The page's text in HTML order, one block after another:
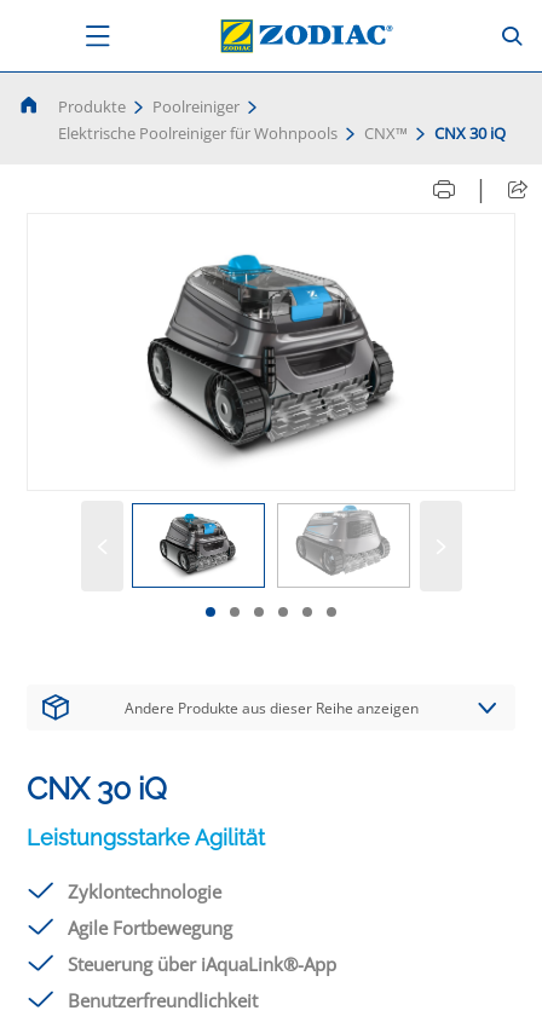
Produkte
Poolreiniger
Elektrische Poolreiniger für Wohnpools
CNX™ CNX 30 iQ
|
Andere Produkte aus dieser Reihe anzeigen
CNX 30 iQ
Leistungsstarke Agilität
Zyklontechnologie
Agile Fortbewegung
Steuerung über iAquaLink®-App
Benutzerfreundlichkeit